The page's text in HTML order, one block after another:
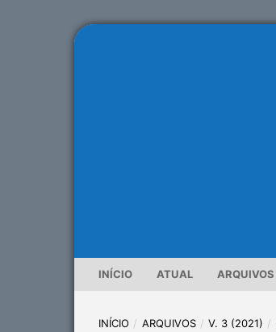
INÍCIO ATUAL ARQUIVOS
INÍCIO / ARQUIVOS / V. 3 (2021) /